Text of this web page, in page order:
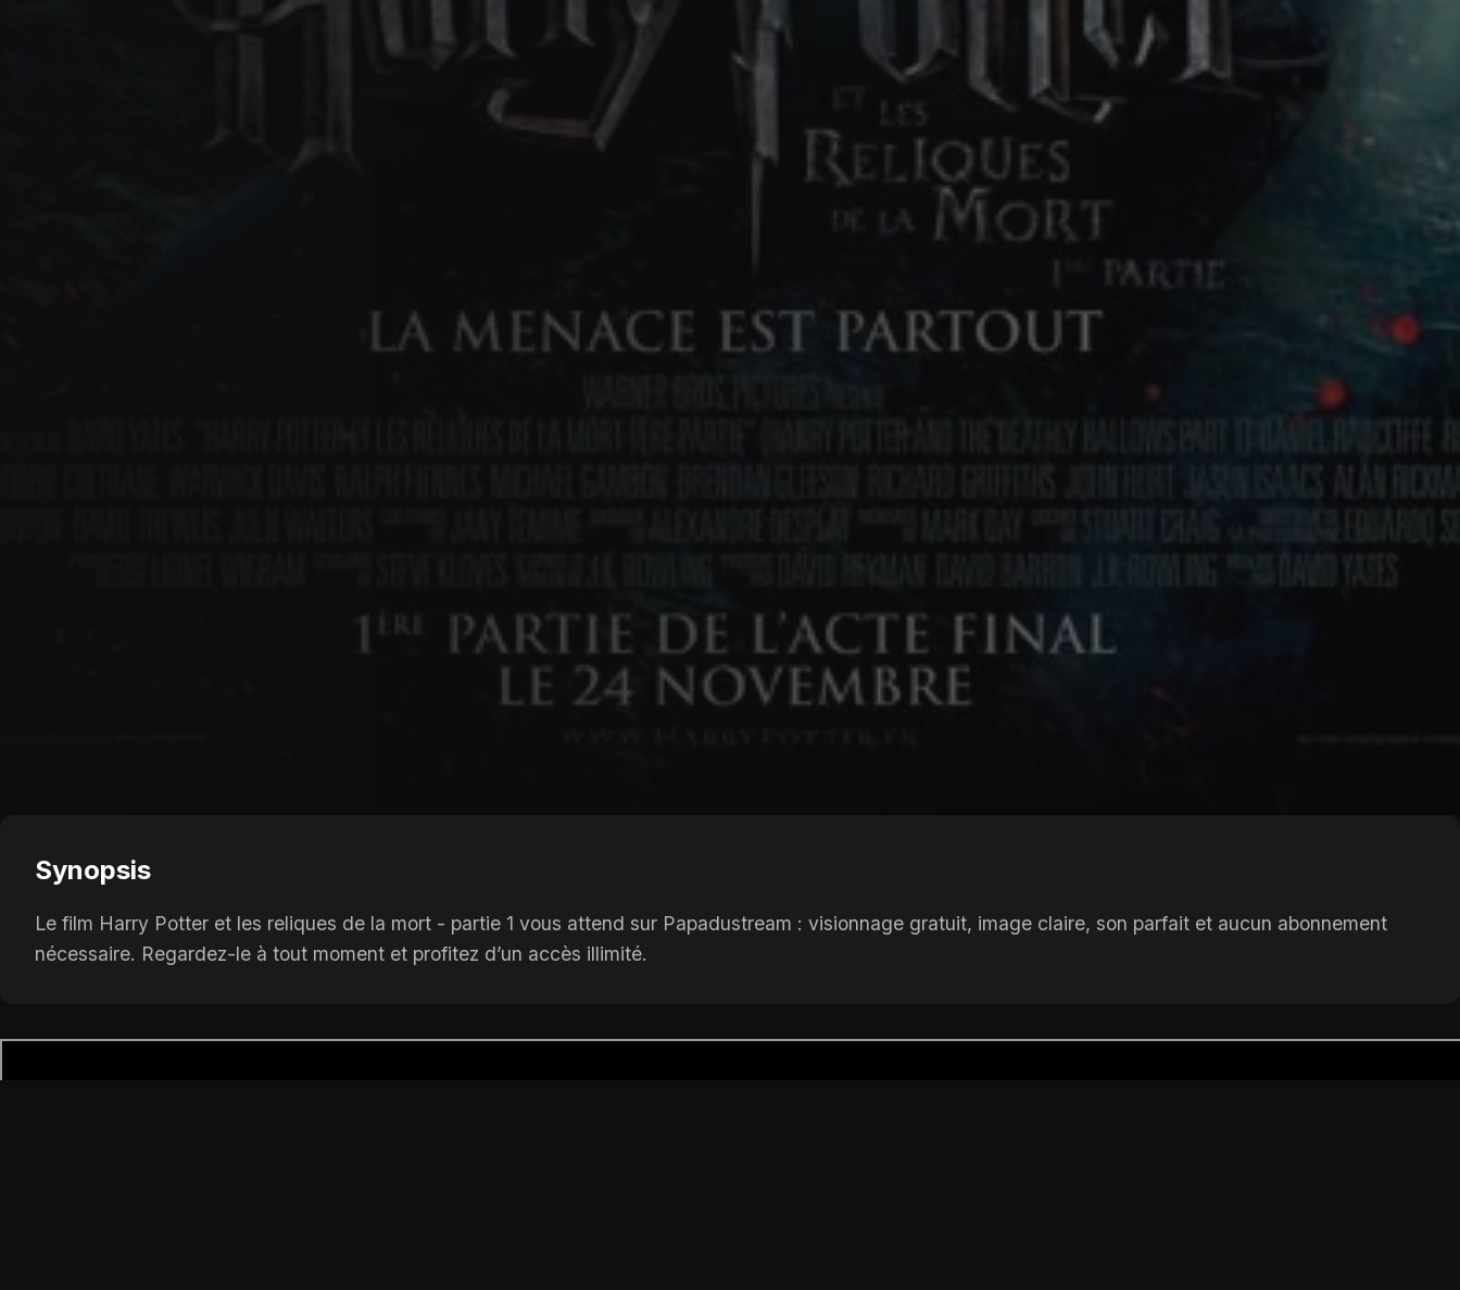
Synopsis
Le film Harry Potter et les reliques de la mort - partie 1 vous attend sur Papadustream : visionnage gratuit, image claire, son parfait et aucun abonnement
nécessaire. Regardez-le à tout moment et profitez d’un accès illimité.